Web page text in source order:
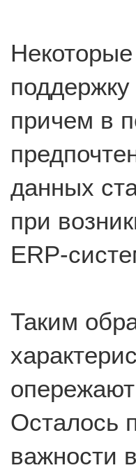
причем в
данных
при
ERP-
Таким
Осталось
важности